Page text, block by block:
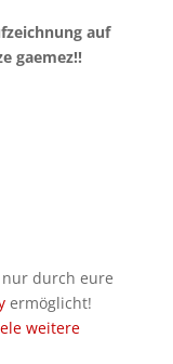
auf
gaemez!!
durch eure
ermöglicht!
weitere